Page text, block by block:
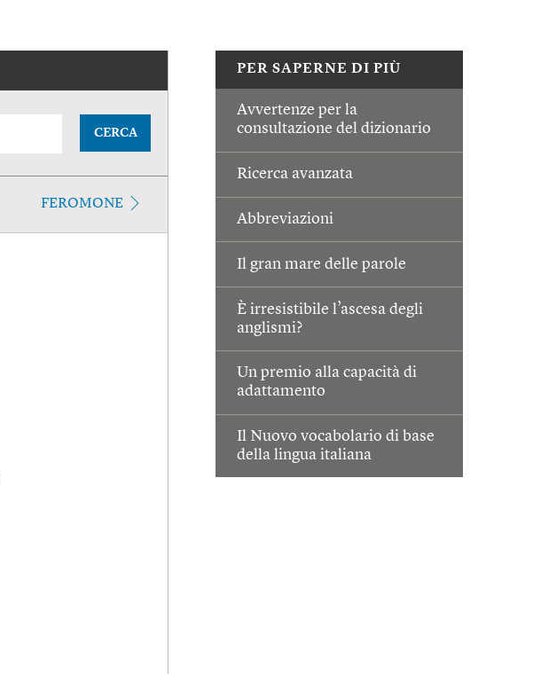
PER SAPERNE DI PIÙ
Avvertenze per la
consultazione del dizionario
Ricerca avanzata
Abbreviazioni
Il gran mare delle parole
È irresistibile l’ascesa degli
anglismi?
Un premio alla capacità di
adattamento
Il Nuovo vocabolario di base
della lingua italiana
CERCA
FEROMONE